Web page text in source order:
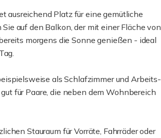
ausreichend Platz für eine gemütliche
auf den Balkon, der mit einer Fläche von
morgens die Sonne genießen - ideal
als Schlafzimmer und Arbeits-
für Paare, die neben dem Wohnbereich
Stauraum für Vorräte, Fahrräder oder